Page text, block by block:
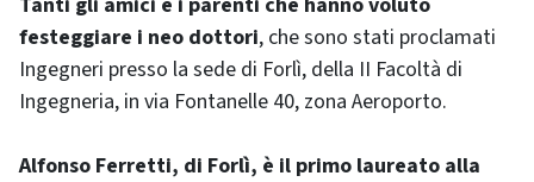
festeggiare i neo dottori, che sono stati proclamati
Ingegneri presso la sede di Forlì, della II Facoltà di
Ingegneria, in via Fontanelle 40, zona Aeroporto.
Alfonso Ferretti, di Forlì, è il primo laureato alla